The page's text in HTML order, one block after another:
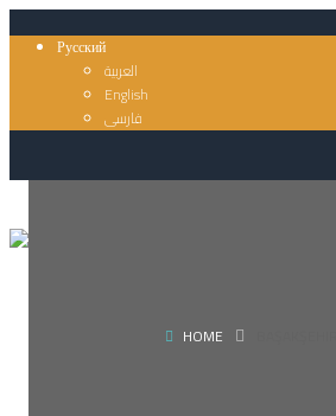
Русский
العربية
English
فارسی
HOME